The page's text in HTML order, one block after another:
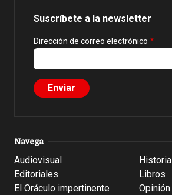
Suscríbete a la newsletter
Dirección de correo electrónico
Navega
Audiovisual
Editoriales
El Oráculo impertinente
Historia
Libros
Opinión